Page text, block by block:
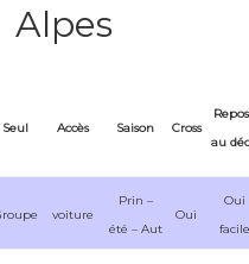
Alpes
Seul Accès Saison Cross
au
voiture
Prin –
été – Aut
Oui
Oui
facile